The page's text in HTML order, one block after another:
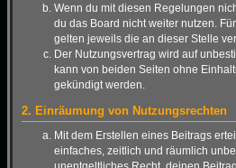
Wenn du mit diesen Regelungen
du das Board nicht weiter nutzen.
gelten jeweils die an dieser Stelle
Der Nutzungsvertrag wird auf
kann von beiden Seiten ohne
gekündigt werden.
2. Einräumung von Nutzungsrechten
Mit dem Erstellen eines Beitrags
einfaches, zeitlich und räumlich